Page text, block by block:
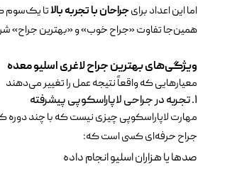
اما این اعداد برایجراحان با تجربه بالاتا یک‌سوم
همین‌جا تفاوت «جراح خوب» و «بهترین جراح»
ویژگی‌های بهترین جراح لاغری اسلیو معده
معیارهایی که واقعاً نتیجه عمل را تغییر می‌دهند
۱. تجربه در جراحی لاپاراسکوپی پیشرفته
مهارت لاپاراسکوپی چیزی نیست که با چند دوره
جراح حرفه‌ای کسی است که:
صدها یا هزاران اسلیو انجام داده